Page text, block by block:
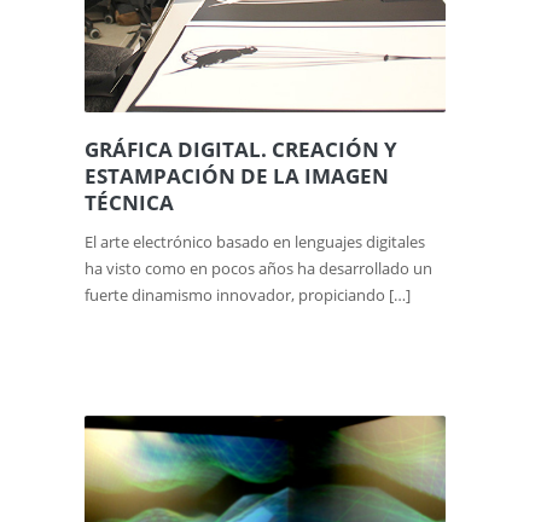
ESTAMPACIÓN DE LA IMAGEN
TÉCNICA
ha visto como en pocos años ha desarrollado un
fuerte dinamismo innovador, propiciando […]